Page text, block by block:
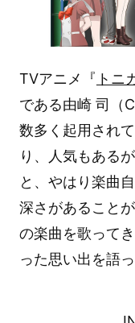
TVアニメ『 トニ
である由崎 司（
数多く起用され
り、人気もある
と、やはり楽曲
深さがあること
の楽曲を歌って
った思い出を語